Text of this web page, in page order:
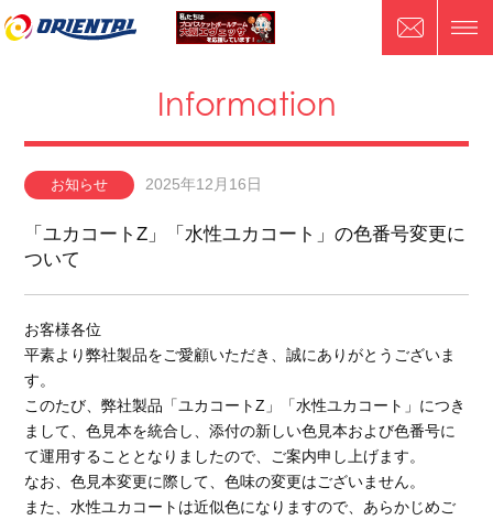
Information
お知らせ 2025年12月16日
「ユカコートZ」「水性ユカコート」の色番号変更に
ついて
お客様各位
平素より弊社製品をご愛顧いただき、誠にありがとうございま
す。
このたび、弊社製品「ユカコートZ」「水性ユカコート」につき
まして、色見本を統合し、添付の新しい色見本および色番号に
て運用することとなりましたので、ご案内申し上げます。
なお、色見本変更に際して、色味の変更はございません。
また、水性ユカコートは近似色になりますので、あらかじめご